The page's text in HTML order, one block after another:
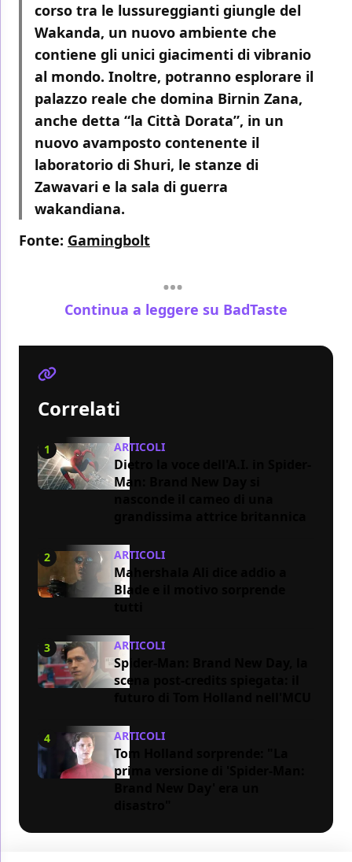
corso tra le lussureggianti giungle del
Wakanda, un nuovo ambiente che
contiene gli unici giacimenti di vibranio
al mondo. Inoltre, potranno esplorare il
palazzo reale che domina Birnin Zana,
anche detta “la Città Dorata”, in un
nuovo avamposto contenente il
laboratorio di Shuri, le stanze di
Zawavari e la sala di guerra
wakandiana.
Fonte: Gamingbolt
Continua a leggere su BadTaste
Correlati
1 ARTICOLI
Dietro la voce dell'A.I. in Spider-
Man: Brand New Day si
2 ARTICOLI
Mahershala Ali dice addio a
Blade e il motivo sorprende
3 ARTICOLI
Spider-Man: Brand New Day, la
scena post-credits spiegata: il
4 ARTICOLI
Tom Holland sorprende: "La
prima versione di 'Spider-Man: